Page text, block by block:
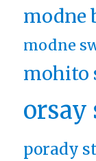
modne
modne
mohito
orsay
porady